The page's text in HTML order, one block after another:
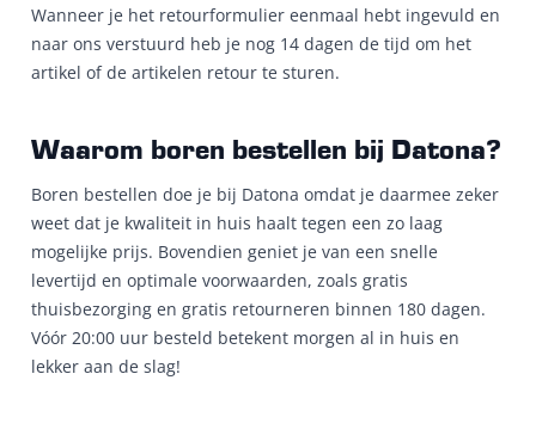
Wanneer je het retourformulier eenmaal hebt ingevuld en
naar ons verstuurd heb je nog 14 dagen de tijd om het
artikel of de artikelen retour te sturen.
Waarom boren bestellen bij Datona?
Boren bestellen doe je bij Datona omdat je daarmee zeker
weet dat je kwaliteit in huis haalt tegen een zo laag
mogelijke prijs. Bovendien geniet je van een snelle
levertijd en optimale voorwaarden, zoals gratis
thuisbezorging en gratis retourneren binnen 180 dagen.
Vóór 20:00 uur besteld betekent morgen al in huis en
lekker aan de slag!